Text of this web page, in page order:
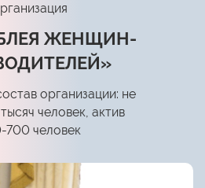
ЖЕНЩИН-
организации: не
человек, актив
700 человек